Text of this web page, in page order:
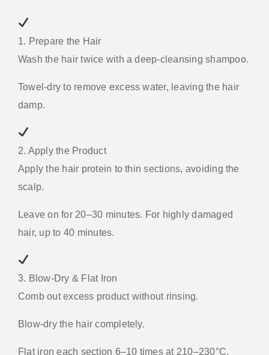
1. Prepare the Hair
Wash the hair twice with a deep-cleansing shampoo.
Towel-dry to remove excess water, leaving the hair
damp.
2. Apply the Product
Apply the hair protein to thin sections, avoiding the
scalp.
Leave on for 20–30 minutes. For highly damaged
hair, up to 40 minutes.
3. Blow-Dry & Flat Iron
Comb out excess product without rinsing.
Blow-dry the hair completely.
Flat iron each section 6–10 times at 210–230°C,